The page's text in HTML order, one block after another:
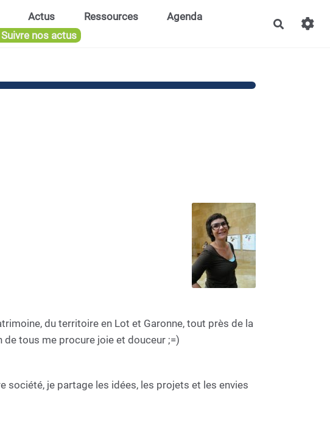
Actus Ressources
Agenda
nos actus
du territoire en Lot et Garonne, tout près de la
tous me procure joie et douceur ;=)
je partage les idées, les projets et les envies